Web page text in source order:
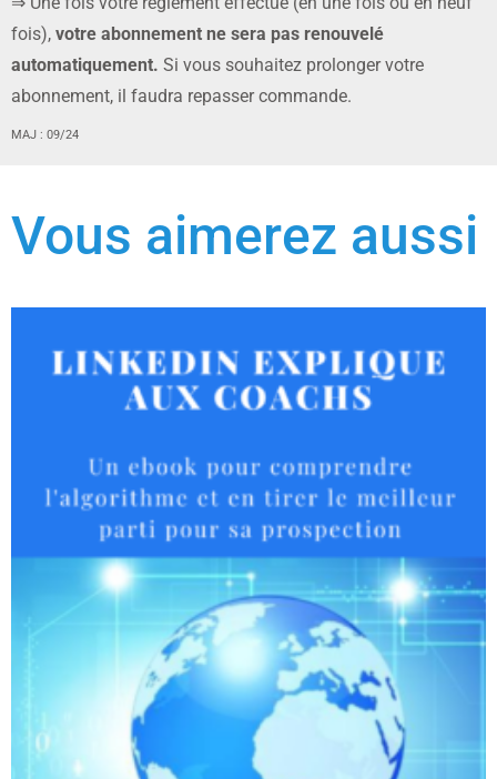
fois), votre abonnement ne sera pas renouvelé
automatiquement. Si vous souhaitez prolonger votre
abonnement, il faudra repasser commande.
MAJ : 09/24
Vous aimerez aussi